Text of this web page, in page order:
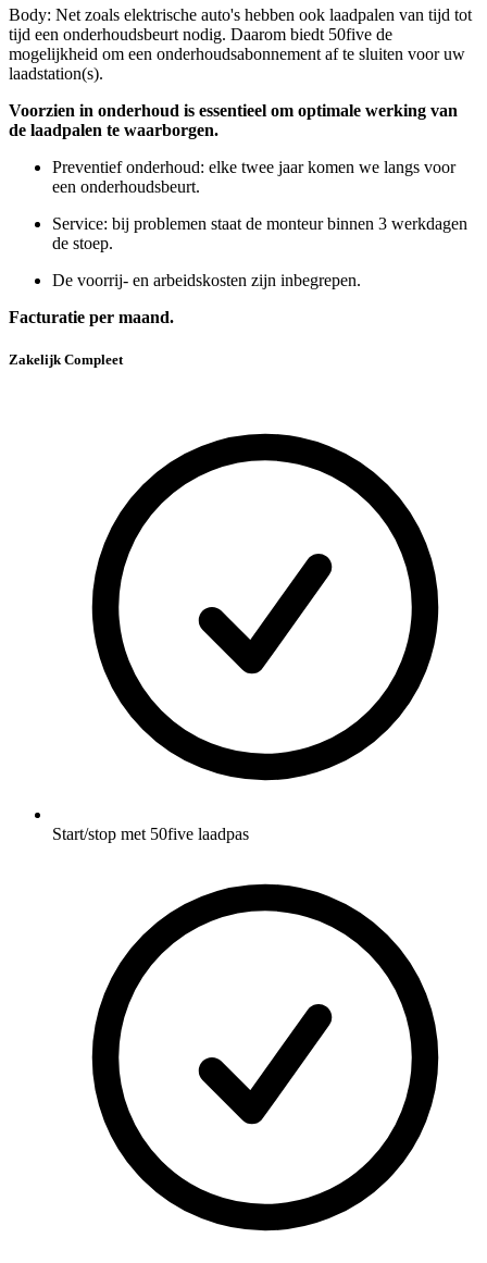
Body: Net zoals elektrische auto's hebben ook laadpalen van tijd tot
tijd een onderhoudsbeurt nodig. Daarom biedt 50five de
mogelijkheid om een onderhoudsabonnement af te sluiten voor uw
laadstation(s).
Voorzien in onderhoud is essentieel om optimale werking van
de laadpalen te waarborgen.
Preventief onderhoud: elke twee jaar komen we langs voor
een onderhoudsbeurt.
Service: bij problemen staat de monteur binnen 3 werkdagen
de stoep.
De voorrij- en arbeidskosten zijn inbegrepen.
Facturatie per maand.
Zakelijk Compleet
Start/stop met 50five laadpas